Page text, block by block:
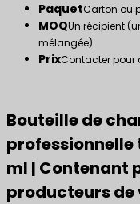
PaquetCarton ou
MOQUn récipient
mélangée)
PrixContacter pour
Bouteille de
professionnelle
ml | Contenant
producteurs